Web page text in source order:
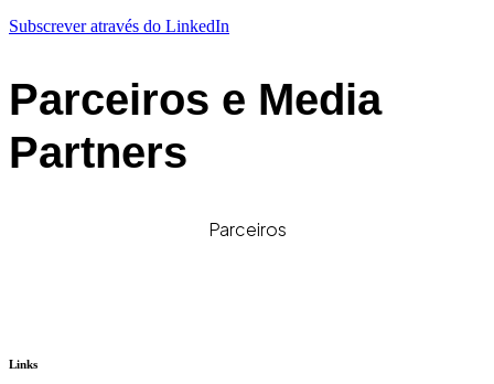
Subscrever através do LinkedIn
Parceiros e Media
Partners
Parceiros
Links